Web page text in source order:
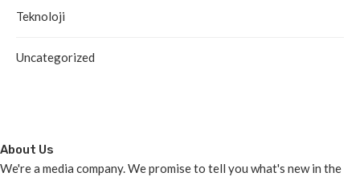
Teknoloji
Uncategorized
About Us
We're a media company. We promise to tell you what's new in the